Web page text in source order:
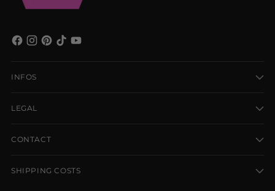
INFOS
LEGAL
CONTACT
SHIPPING COSTS